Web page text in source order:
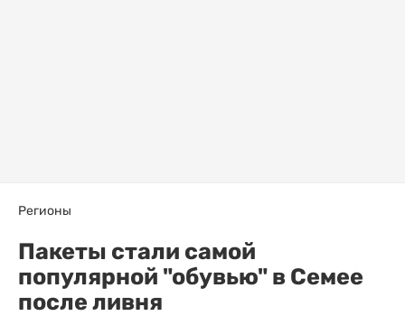
Регионы
Пакеты стали самой
популярной "обувью" в Семее
после ливня